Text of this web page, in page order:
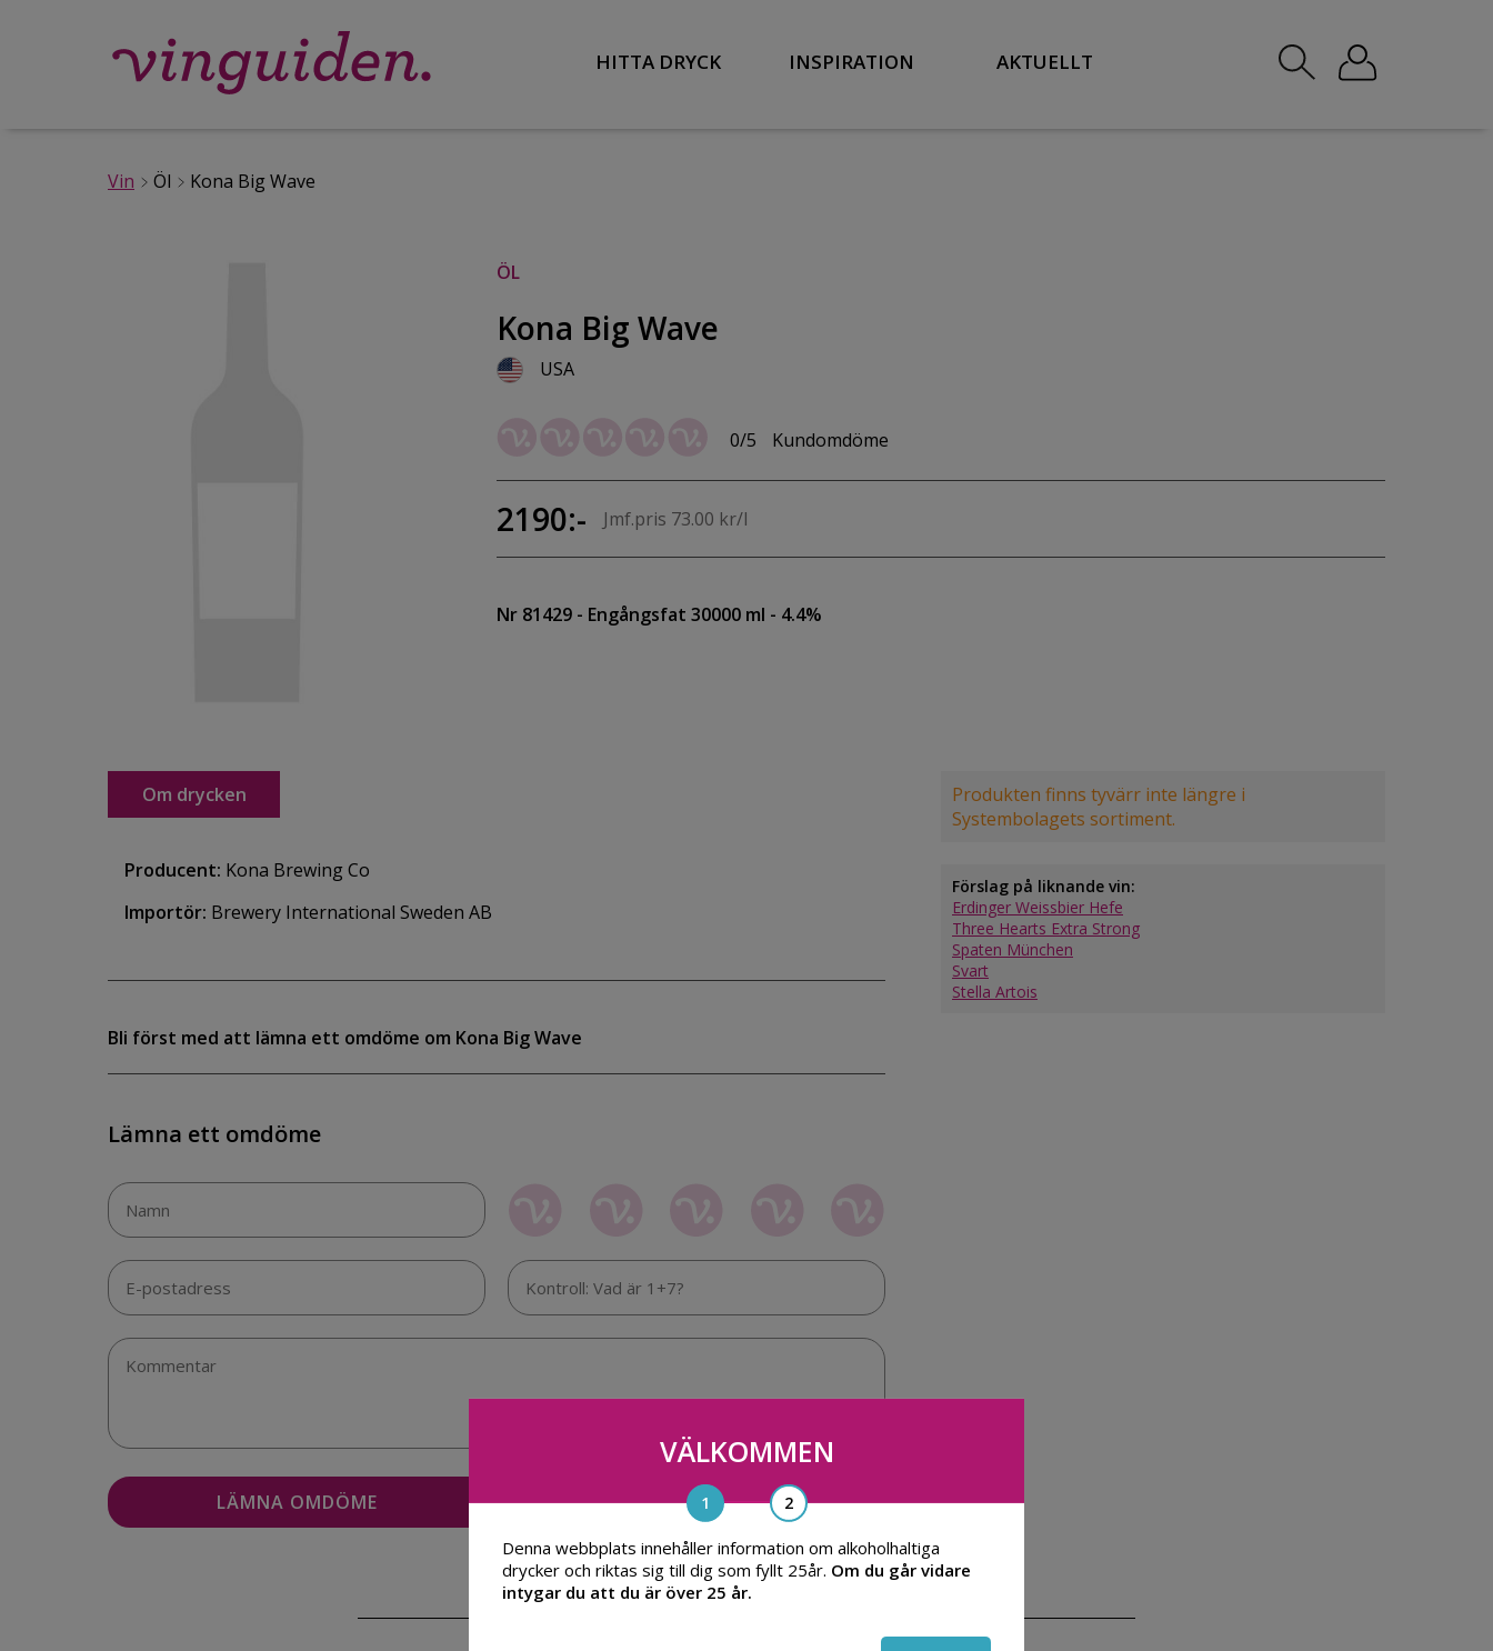
HITTA DRYCK INSPIRATION AKTUELLT
Vin Öl Kona Big Wave
ÖL
Kona Big Wave
USA
0/5 Kundomdöme
2190:- Jmf.pris 73.00 kr/l
Nr 81429 - Engångsfat 30000 ml - 4.4%
Produkten finns tyvärr inte längre i
Systembolagets sortiment.
Förslag på liknande vin:
Erdinger Weissbier Hefe
Three Hearts Extra Strong
Spaten München
Svart
Stella Artois
Om drycken
Producent: Kona Brewing Co
Importör: Brewery International Sweden AB
Bli först med att lämna ett omdöme om Kona Big Wave
Lämna ett omdöme
VÄLKOMMEN
Denna webbplats innehåller information om alkoholhaltiga
drycker och riktas sig till dig som fyllt 25år. Om du går vidare
intygar du att du är över 25 år.